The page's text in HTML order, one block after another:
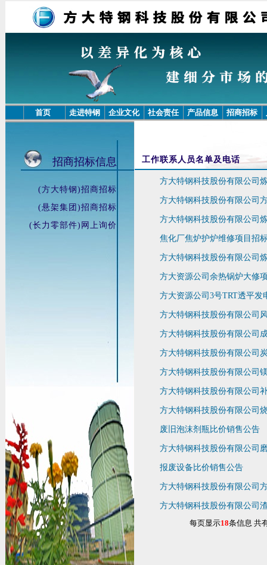
首页 走进特钢 企业文化 社会责任 产品信息 招商招标
招商招标信息
(方大特钢)招商招标
(悬架集团)招商招标
(长力零部件)网上询价
工作联系人员名单及电话
方大特钢科技股份有限公司
方大特钢科技股份有限公司
方大特钢科技股份有限公司
焦化厂焦炉护炉维修项目招
方大特钢科技股份有限公司
方大资源公司余热锅炉大修
方大资源公司3号TRT透平发
方大特钢科技股份有限公司
方大特钢科技股份有限公司
方大特钢科技股份有限公司
方大特钢科技股份有限公司
方大特钢科技股份有限公司
方大特钢科技股份有限公司
废旧泡沫剂瓶比价销售公告
方大特钢科技股份有限公司
报废设备比价销售公告
方大特钢科技股份有限公司
方大特钢科技股份有限公司
每页显示18条信息 共